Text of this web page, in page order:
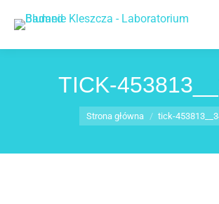
TICK-
Jesteś tutaj:
Strona główna tick-